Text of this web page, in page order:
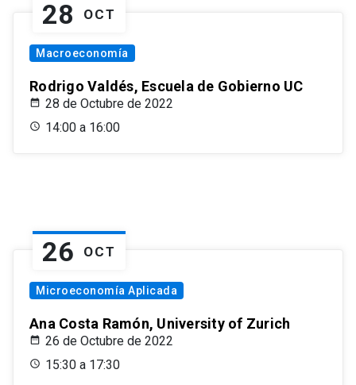
28 OCT
Macroeconomía
Rodrigo Valdés, Escuela de Gobierno UC
28 de Octubre de 2022
14:00 a 16:00
26 OCT
Microeconomía Aplicada
Ana Costa Ramón, University of Zurich
26 de Octubre de 2022
15:30 a 17:30